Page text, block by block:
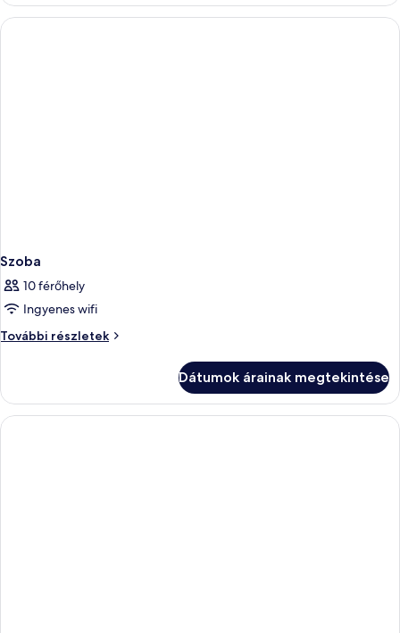
további
részletei
Szoba
10 férőhely
Ingyenes wifi
További részletek
Szoba
Dátumok árainak megtekintése